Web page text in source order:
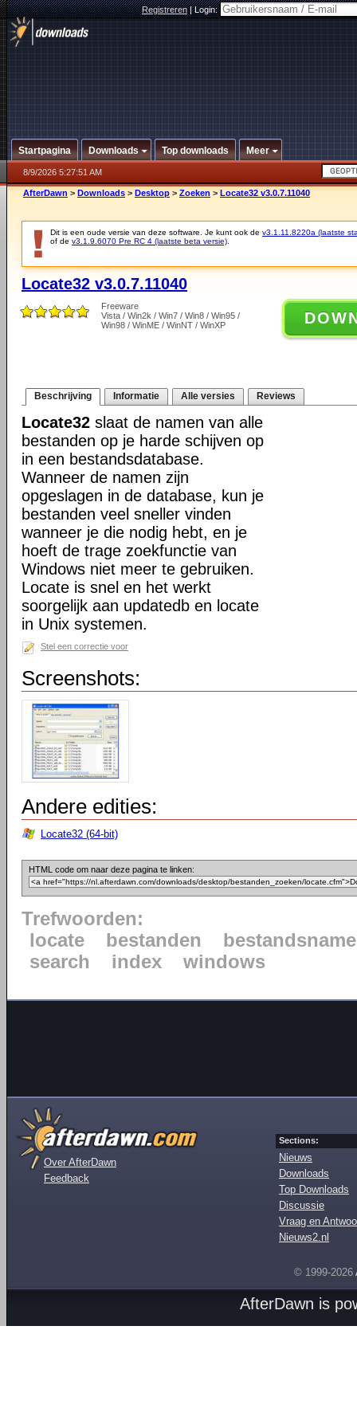
Registreren|Login:
Startpagina Downloads Top downloads Meer
8/9/2026 5:27:51 AM
AfterDawn > Downloads > Desktop > Zoeken > Locate32 v3.0.7.11040
Dit is een oude versie van deze software. Je kunt ook de v3.1.11.8220a (laatste
of de v3.1.9.6070 Pre RC 4 (laatste beta versie)
Locate32 v3.0.7.11040
Freeware
Vista / Win2k / Win7 / Win8 / Win95 /
Win98 / WinME / WinNT / WinXP
Beschrijving Informatie Alle versies Reviews
Locate32 slaat de namen van alle
bestanden op je harde schijven op
in een bestandsdatabase.
Wanneer de namen zijn
opgeslagen in de database, kun je
bestanden veel sneller vinden
wanneer je die nodig hebt, en je
hoeft de trage zoekfunctie van
Windows niet meer te gebruiken.
Locate is snel en het werkt
soorgelijk aan updatedb en locate
in Unix systemen.
Stel een correctie voor
Screenshots:
Andere edities:
Locate32 (64-bit)
HTML code om naar deze pagina te linken:
Trefwoorden:
locate
bestanden
search
index windows
Over AfterDawn
Feedback
Sections:
Nieuws
Downloads
Top Downloads
Discussie
Vraag en
Nieuws2.nl
© 1999-2026
AfterDawn is